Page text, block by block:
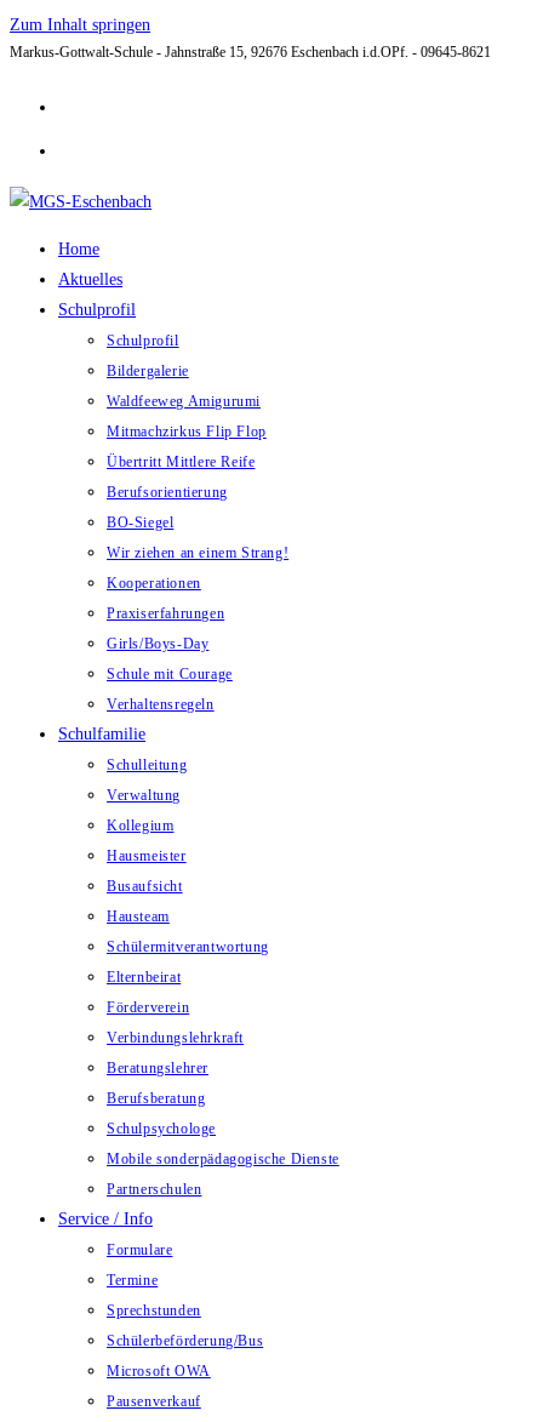
Zum Inhalt springen
Markus-Gottwalt-Schule - Jahnstraße 15, 92676 Eschenbach i.d.OPf. - 09645-8621
Home
Aktuelles
Schulprofil
Schulprofil
Bildergalerie
Waldfeeweg Amigurumi
Mitmachzirkus Flip Flop
Übertritt Mittlere Reife
Berufsorientierung
BO-Siegel
Wir ziehen an einem Strang!
Kooperationen
Praxiserfahrungen
Girls/Boys-Day
Schule mit Courage
Verhaltensregeln
Schulfamilie
Schulleitung
Verwaltung
Kollegium
Hausmeister
Busaufsicht
Hausteam
Schülermitverantwortung
Elternbeirat
Förderverein
Verbindungslehrkraft
Beratungslehrer
Berufsberatung
Schulpsychologe
Mobile sonderpädagogische Dienste
Partnerschulen
Service / Info
Formulare
Termine
Sprechstunden
Schülerbeförderung/Bus
Microsoft OWA
Pausenverkauf